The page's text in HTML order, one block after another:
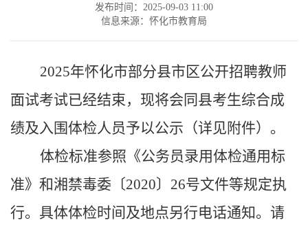
发布时间：2025-09-03 11:00
信息来源：怀化市教育局
2025年怀化市部分县市区公开招聘教师
面试考试已经结束， 现将会同县考生综合成
绩及入围体检人员予以公示 （详见附件）。
体检标准参照《公务员录用体检通用标
准》和湘禁毒委〔2020〕26号文件等规定执
行。具体体检时间及地点另行电话通知。请